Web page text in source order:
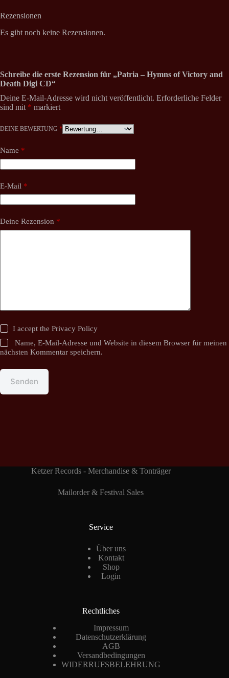
Rezensionen
Es gibt noch keine Rezensionen.
Schreibe die erste Rezension für „Patria – Hymns of Victory and
Death Digi CD“
Deine E-Mail-Adresse wird nicht veröffentlicht. Erforderliche Felder
sind mit * markiert
DEINE BEWERTUNG *
Name *
E-Mail *
Deine Rezension *
I accept thePrivacy Policy
Name, E-Mail-Adresse und Website in diesem Browser für meinen
nächsten Kommentar speichern.
Senden
Ketzer Records - Merchandise & Tonträger
Mailorder & Festival Sales
Service
Über uns
Kontakt
Shop
Login
Rechtliches
Impressum
Datenschutzerklärung
AGB
Versandbedingungen
WIDERRUFSBELEHRUNG